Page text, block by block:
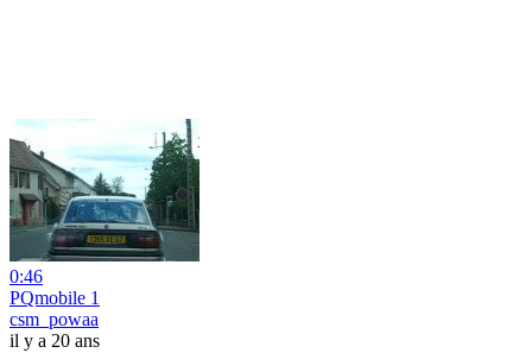
0:46
PQmobile 1
csm_powaa
il y a 20 ans